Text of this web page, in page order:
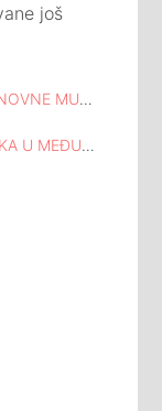
još
ODRŽAN KONCERT UČENIKA OSNOVNE MUZIČKE ŠKOLE U MEĐUNARODNOJ GALERIJI PORTRETA TUZLA
PORTRETA TUZLA